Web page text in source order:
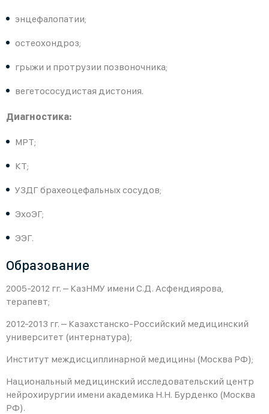
энцефалопатии;
остеохондроз;
грыжи и протрузии позвоночника;
вегетососудистая дистония.
Диагностика:
МРТ;
КТ;
УЗДГ брахеоцефальных сосудов;
ЭхоЭГ;
ЭЭГ.
Образование
2005-2012 гг. – КазНМУ имени С.Д. Асфендиярова,
терапевт;
2012-2013 гг. – Казахстанско-Российский медицинский
университет (интернатура);
Институт междисциплинарной медицины (Москва РФ);
Национальный медицинский исследовательский центр
нейрохирургии имени академика Н.Н. Бурденко (Москва
РФ).